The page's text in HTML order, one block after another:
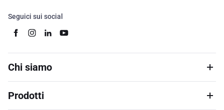
Seguici sui social
Chi siamo
Prodotti